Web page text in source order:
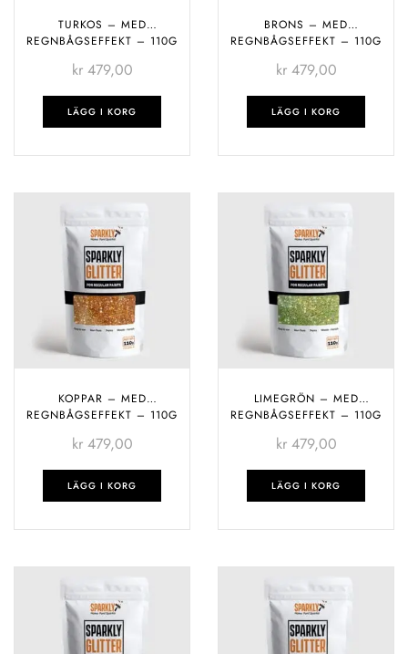
TURKOS – MED
REGNBÅGSEFFEKT – 110G
kr479,00
LÄGG I KORG
BRONS – MED
REGNBÅGSEFFEKT – 110G
kr479,00
LÄGG I KORG
KOPPAR – MED
REGNBÅGSEFFEKT – 110G
kr479,00
LÄGG I KORG
LIMEGRÖN – MED
REGNBÅGSEFFEKT – 110G
kr479,00
LÄGG I KORG